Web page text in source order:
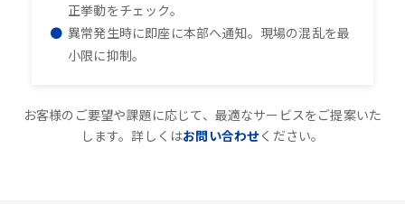
正挙動をチェック。
異常発生時に即座に本部へ通知。現場の混乱を最
小限に抑制。
お客様のご要望や課題に応じて、最適なサービスをご提案いた
します。詳しくはお問い合わせください。